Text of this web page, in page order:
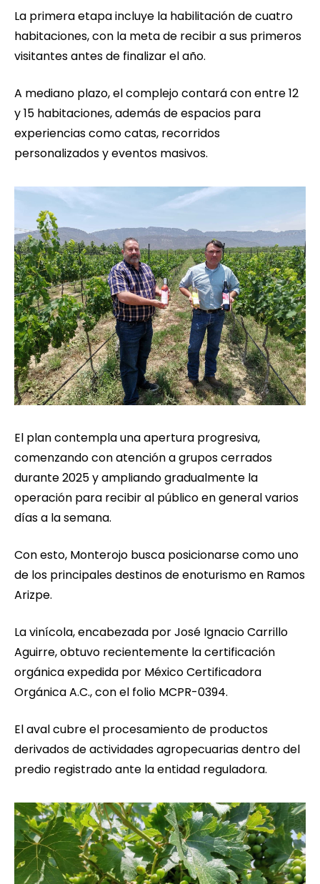
La primera etapa incluye la habilitación de cuatro
habitaciones, con la meta de recibir a sus primeros
visitantes antes de finalizar el año.
A mediano plazo, el complejo contará con entre 12
y 15 habitaciones, además de espacios para
experiencias como catas, recorridos
personalizados y eventos masivos.
El plan contempla una apertura progresiva,
comenzando con atención a grupos cerrados
durante 2025 y ampliando gradualmente la
operación para recibir al público en general varios
días a la semana.
Con esto, Monterojo busca posicionarse como uno
de los principales destinos de enoturismo en Ramos
Arizpe.
La vinícola, encabezada por José Ignacio Carrillo
Aguirre, obtuvo recientemente la certificación
orgánica expedida por México Certificadora
Orgánica A.C., con el folio MCPR-0394.
El aval cubre el procesamiento de productos
derivados de actividades agropecuarias dentro del
predio registrado ante la entidad reguladora.